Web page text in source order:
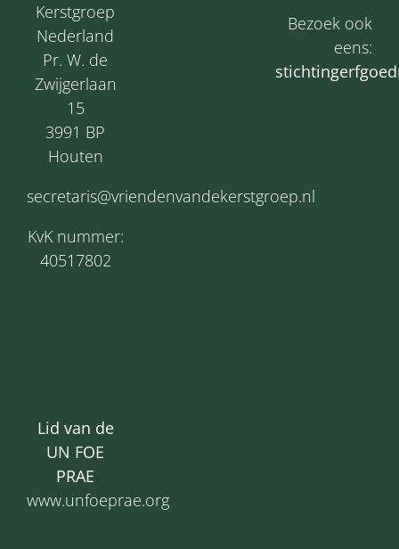
Kerstgroep
Nederland
Pr. W. de
Zwijgerlaan
15
3991 BP
Houten
secretaris@vriendenvandekerstgroep.nl
KvK nummer:
40517802
Lid van de
UN FOE
PRAE
www.unfoeprae.org
Bezoek ook
eens:
s